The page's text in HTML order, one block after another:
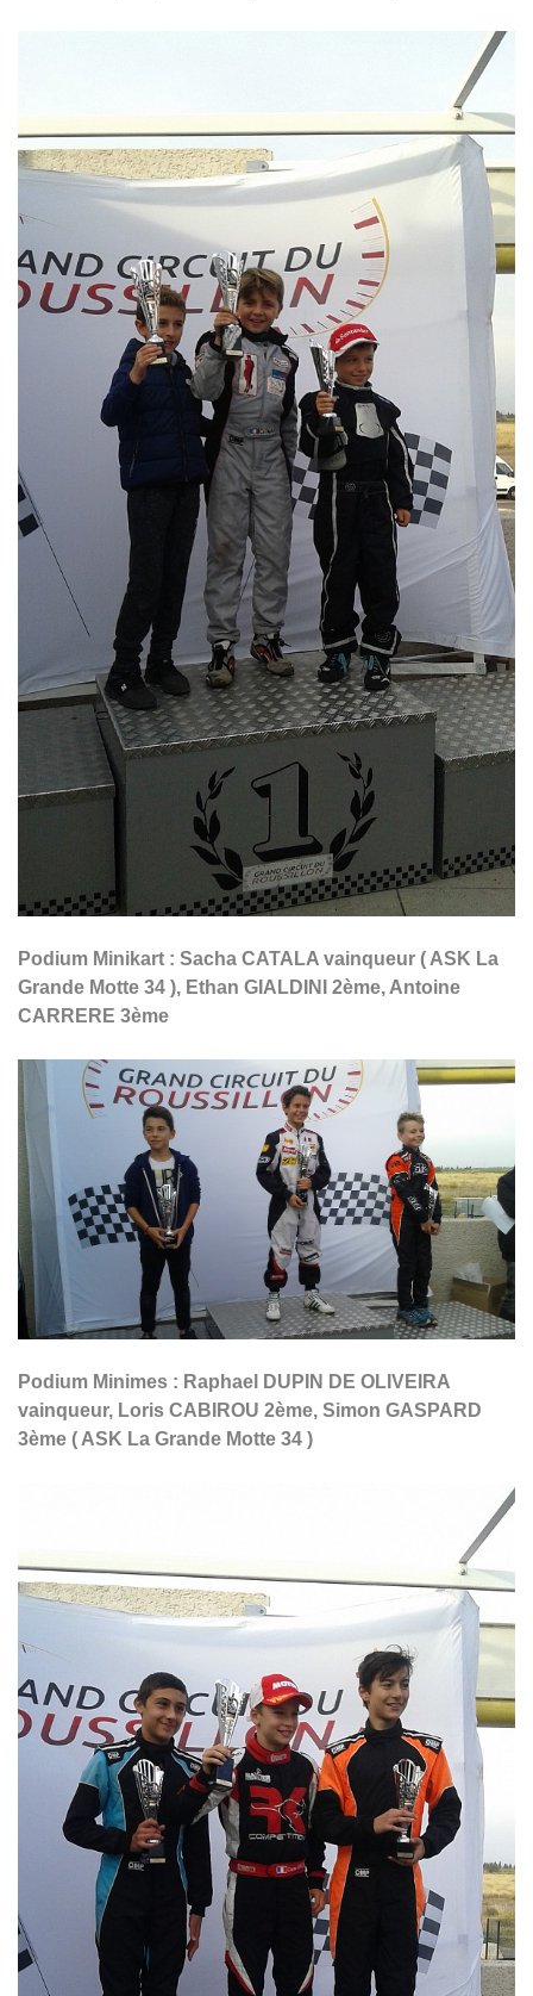
Podium Minikart : Sacha CATALA vainqueur ( ASK La
Grande Motte 34 ), Ethan GIALDINI 2ème, Antoine
CARRERE 3ème
Podium Minimes : Raphael DUPIN DE OLIVEIRA
vainqueur, Loris CABIROU 2ème, Simon GASPARD
3ème ( ASK La Grande Motte 34 )